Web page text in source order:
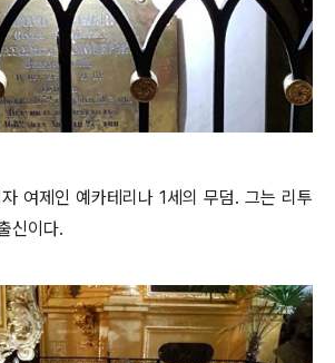
여제인 예카테리나 1세의 무덤. 그는 리투
신이다.